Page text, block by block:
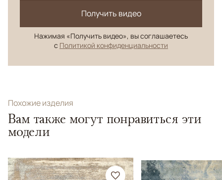
Получить видео
Нажимая «Получить видео», вы соглашаетесь
с Политикой конфиденциальности
Похожие изделия
Вам также могут понравиться эти
модели